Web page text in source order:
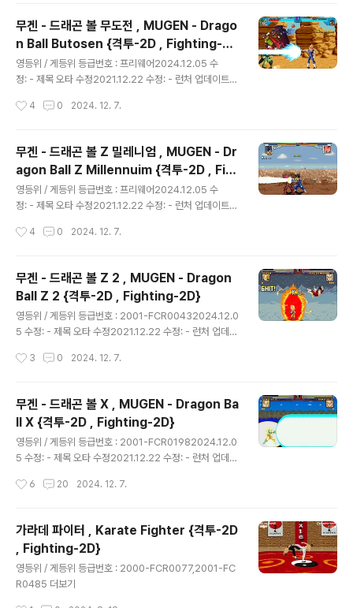
무겐 - 드래곤 볼 무도전 , MUGEN - Drago
n Ball Butosen {격투-2D , Fighting-2
D}
영등위 / 게등위 등급번호 : 프리웨어2024.12.05 수
정: - 제목 오타 수정2021.12.22 수정: - 런처 업데이트
4 0 2024. 12. 7.
무겐 - 드래곤 볼 Z 밀레니엄 , MUGEN - Dr
agon Ball Z Millennuim {격투-2D , Fig
hting-2D}
영등위 / 게등위 등급번호 : 프리웨어2024.12.05 수
정: - 제목 오타 수정2021.12.22 수정: - 런처 업데이트
4 0 2024. 12. 7.
무겐 - 드래곤 볼 Z 2 , MUGEN - Dragon
Ball Z 2 {격투-2D , Fighting-2D}
영등위 / 게등위 등급번호 : 2001-FCR00432024.12.0
5 수정: - 제목 오타 수정2021.12.22 수정: - 런처 업데이
3 0 2024. 12. 7.
무겐 - 드래곤 볼 X , MUGEN - Dragon Ba
ll X {격투-2D , Fighting-2D}
영등위 / 게등위 등급번호 : 2001-FCR01982024.12.0
5 수정: - 제목 오타 수정2021.12.22 수정: - 런처 업데이
6 20 2024. 12. 7.
가라데 파이터 , Karate Fighter {격투-2D
, Fighting-2D}
영등위 / 게등위 등급번호 : 2000-FCR0077,2001-FC
R0485 더보기